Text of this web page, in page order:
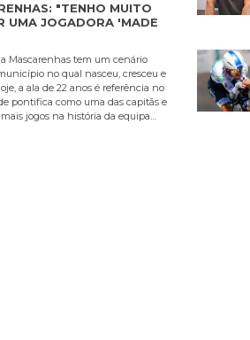
"TENHO MUITO
UMA JOGADORA 'MADE
Mascarenhas tem um cenário
no qual nasceu, cresceu e
a ala de 22 anos é referência no
pontifica como uma das capitãs e
jogos na história da equipa…